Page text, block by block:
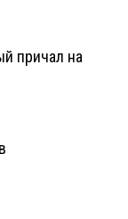
причал на